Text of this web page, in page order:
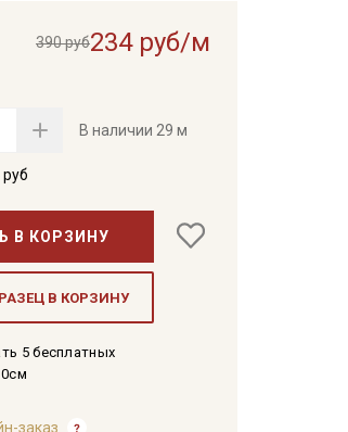
390 руб234 руб/м
В наличии 29 м
руб
В КОРЗИНУ
В КОРЗИНУ
5 бесплатных
заказ